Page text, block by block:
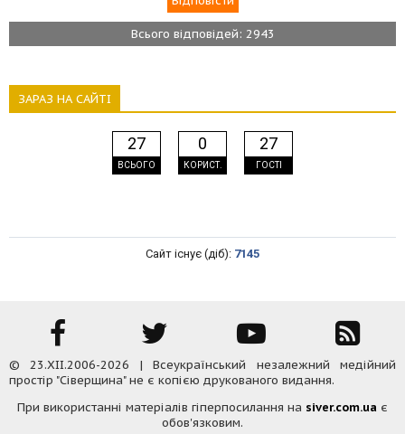
Всього відповідей: 2943
ЗАРАЗ НА САЙТІ
27
ВСЬОГО
0
КОРИСТ.
27
ГОСТІ
Сайт існує (діб): 7145
© 23.XII.2006-2026 | Всеукраїнський незалежний медійний
простір "Сіверщина" не є копією друкованого видання.
При використанні матеріалів гіперпосилання на siver.com.ua є
обов'язковим.